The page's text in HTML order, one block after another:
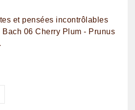
et pensées incontrôlables
06 Cherry Plum - Prunus